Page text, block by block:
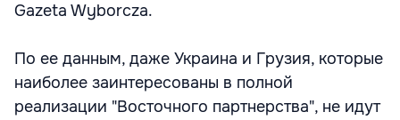
Gazeta Wyborcza.
По ее данным, даже Украина и Грузия, которые
наиболее заинтересованы в полной
реализации "Восточного партнерства", не идут